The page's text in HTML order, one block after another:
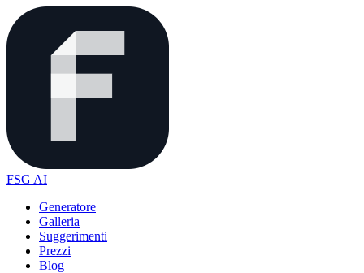
FSG AI
Generatore
Galleria
Suggerimenti
Prezzi
Blog